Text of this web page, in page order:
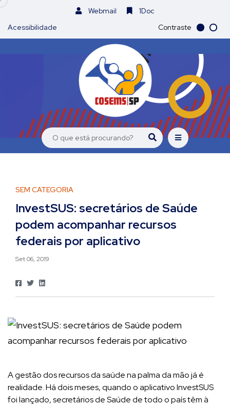
Webmail
1Doc
Acessibilidade
Contraste
SEM CATEGORIA
InvestSUS: secretários de Saúde
podem acompanhar recursos
federais por aplicativo
Set 06, 2019
A gestão dos recursos da saúde na palma da mão já é
realidade. Há dois meses, quando o aplicativo InvestSUS
foi lançado, secretários de Saúde de todo o país têm à